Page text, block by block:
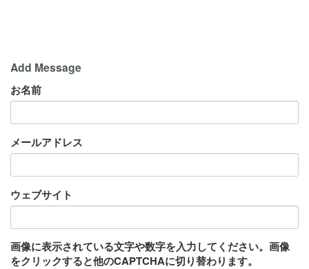
Add Message
お名前
メールアドレス
ウェブサイト
画像に表示されている文字や数字を入力してください。画像
をクリックすると他のCAPTCHAに切り替わります。